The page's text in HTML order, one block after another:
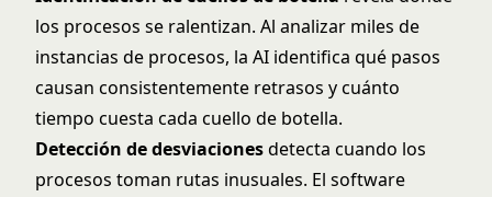
los procesos se ralentizan. Al analizar miles de
instancias de procesos, la AI identifica qué pasos
causan consistentemente retrasos y cuánto
tiempo cuesta cada cuello de botella.
Detección de desviacionesdetecta cuando los
procesos toman rutas inusuales. El software